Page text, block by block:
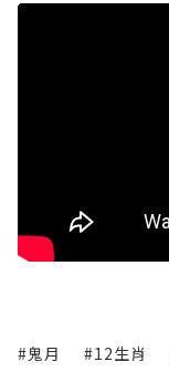
#鬼月 #12生肖